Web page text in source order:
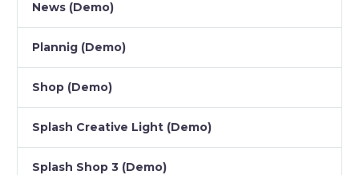
News (Demo)
Plannig (Demo)
Shop (Demo)
Splash Creative Light (Demo)
Splash Shop 3 (Demo)